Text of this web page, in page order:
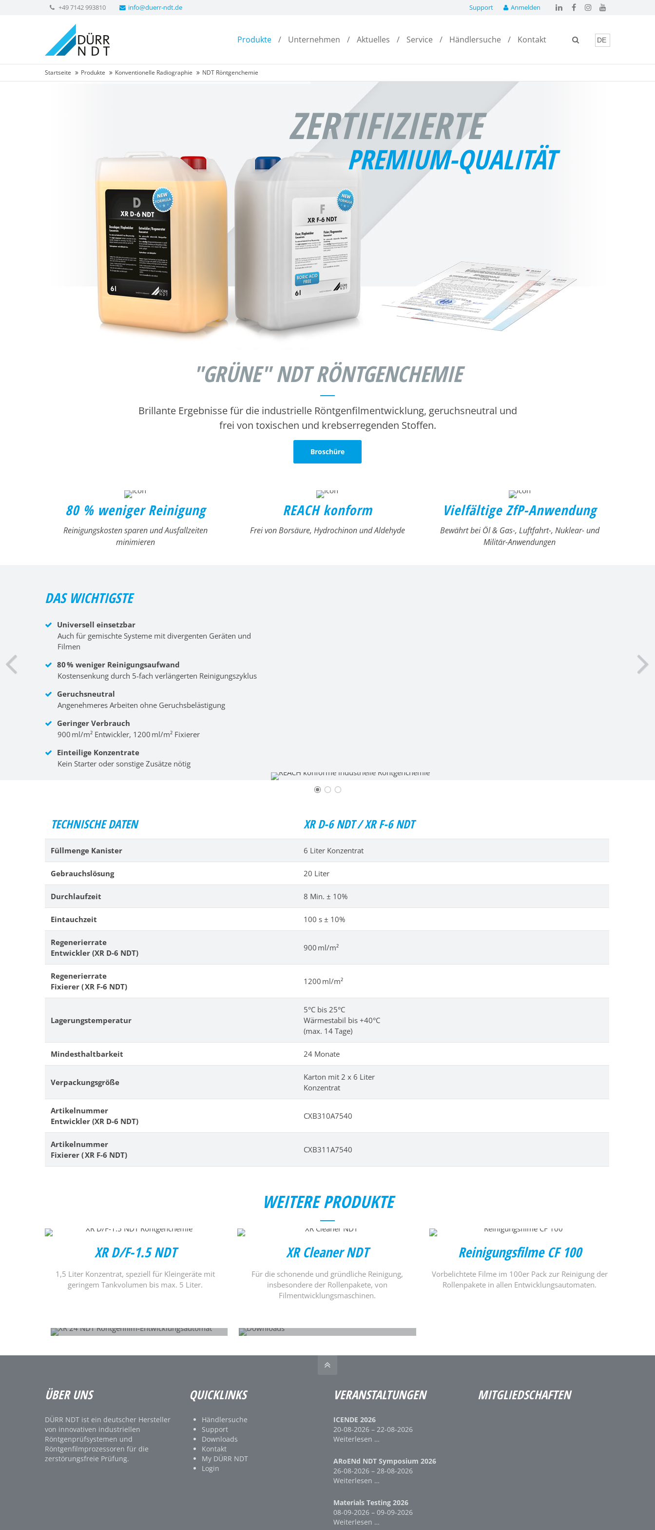
Anmelden
Support
+49 7142 993810 info@duerr-ndt.de
Produkte Unternehmen Aktuelles Service Händlersuche Kontakt
Startseite Produkte Konventionelle Radiographie NDT Röntgenchemie
ZERTIFIZIERTE
PREMIUM-QUALITÄT
"GRÜNE" NDT RÖNTGENCHEMIE
Brillante Ergebnisse für die industrielle Röntgenfilmentwicklung, geruchsneutral und
frei von toxischen und krebserregenden Stoffen.
Broschüre
80 % weniger Reinigung
Reinigungskosten sparen und Ausfallzeiten
minimieren
REACH konform
Frei von Borsäure, Hydrochinon und Aldehyde
Vielfältige ZfP-Anwendung
Bewährt bei Öl & Gas-, Luftfahrt-, Nuklear- und
Militär-Anwendungen
DAS WICHTIGSTE
Universell einsetzbar
Auch für gemischte Systeme mit divergenten Geräten und
Filmen
80 % weniger Reinigungsaufwand
Kostensenkung durch 5-fach verlängerten Reinigungszyklus
Geruchsneutral
Angenehmeres Arbeiten ohne Geruchsbelästigung
Geringer Verbrauch
900 ml/m² Entwickler, 1200 ml/m² Fixierer
Einteilige Konzentrate
Kein Starter oder sonstige Zusätze nötig
TECHNISCHE DATEN XR D-6 NDT / XR F-6 NDT
Füllmenge Kanister 6 Liter Konzentrat
Gebrauchslösung 20 Liter
Durchlaufzeit 8 Min. ± 10%
Eintauchzeit 100 s ± 10%
Regenerierrate
Entwickler (XR D-6 NDT)
900 ml/m²
Regenerierrate
Fixierer ( XR F-6 NDT)
1200 ml/m²
Lagerungstemperatur
5°C bis 25°C
Wärmestabil bis +40°C
(max. 14 Tage)
Mindesthaltbarkeit 24 Monate
Verpackungsgröße
Karton mit 2 x 6 Liter
Konzentrat
Artikelnummer
Entwickler (XR D-6 NDT)
CXB310A7540
Artikelnummer
Fixierer ( XR F-6 NDT)
CXB311A7540
WEITERE PRODUKTE
XR D/F-1.5 NDT
1,5 Liter Konzentrat, speziell für Kleingeräte mit
geringem Tankvolumen bis max. 5 Liter.
XR Cleaner NDT
Für die schonende und gründliche Reinigung,
insbesondere der Rollenpakete, von
Filmentwicklungsmaschinen.
Reinigungsfilme CF 100
Vorbelichtete Filme im 100er Pack zur Reinigung der
Rollenpakete in allen Entwicklungsautomaten.
ÜBER UNS
DÜRR NDT ist ein deutscher Hersteller
von innovativen industriellen
Röntgenprüfsystemen und
Röntgenfilmprozessoren für die
zerstörungsfreie Prüfung.
QUICKLINKS
Händlersuche
Support
Downloads
Kontakt
My DÜRR NDT
Login
VERANSTALTUNGEN
ICENDE 2026
20-08-2026 – 22-08-2026
Weiterlesen …
ARoENd NDT Symposium 2026
26-08-2026 – 28-08-2026
Weiterlesen …
Materials Testing 2026
08-09-2026 – 09-09-2026
Weiterlesen …
MITGLIEDSCHAFTEN